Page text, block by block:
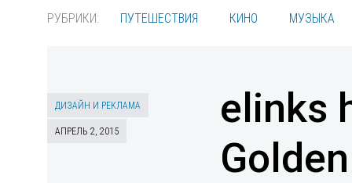
РУБРИКИ: ПУТЕШЕСТВИЯ КИНО МУЗЫКА
ДИЗАЙН И РЕКЛАМА
АПРЕЛЬ 2, 2015
elinks